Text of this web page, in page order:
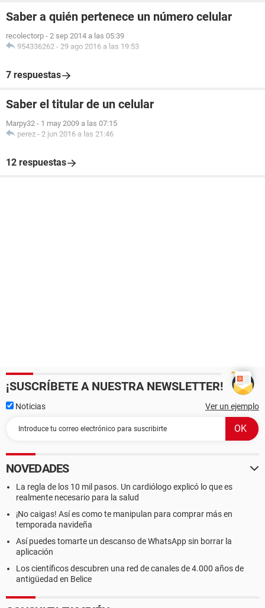
Saber a quién pertenece un número celular
recolectorp - 2 sep 2014 a las 05:39
954336262 - 29 ago 2016 a las 19:53
7 respuestas
Saber el titular de un celular
Marpy32 - 1 may 2009 a las 07:15
perez - 2 jun 2016 a las 21:46
12 respuestas
¡SUSCRÍBETE A NUESTRA NEWSLETTER!
Noticias Ver un ejemplo
NOVEDADES
La regla de los 10 mil pasos. Un cardiólogo explicó lo que es
realmente necesario para la salud
¡No caigas! Así es como te manipulan para comprar más en
temporada navideña
Así puedes tomarte un descanso de WhatsApp sin borrar la
aplicación
Los científicos descubren una red de canales de 4.000 años de
antigüedad en Belice